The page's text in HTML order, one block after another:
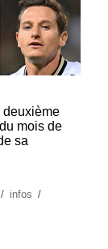
deuxième
mois de
sa
Catégories
infos